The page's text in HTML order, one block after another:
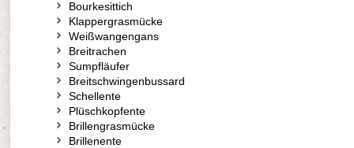
Bourkesittich
Klappergrasmücke
Weißwangengans
Breitrachen
Sumpfläufer
Breitschwingenbussard
Schellente
Plüschkopfente
Brillengrasmücke
Brillenente